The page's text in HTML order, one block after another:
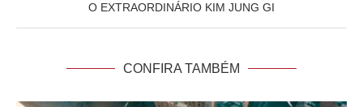
O EXTRAORDINÁRIO KIM JUNG GI
CONFIRA TAMBÉM